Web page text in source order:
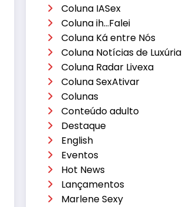
Coluna IASex
Coluna ih…Falei
Coluna Ká entre Nós
Coluna Notícias de Luxúria
Coluna Radar Livexa
Coluna SexAtivar
Colunas
Conteúdo adulto
Destaque
English
Eventos
Hot News
Lançamentos
Marlene Sexy